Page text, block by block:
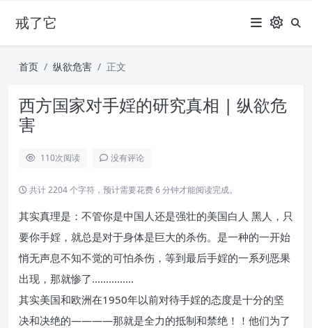
戒了它
首页 纵欲危害 正文
西方国家对手婬的研究真相 | 纵欲危
害
110次阅读 没有评论
共计 2204 个字符，预计需要花费 6 分钟才能阅读完成。
其实真理是：不管你是中国人还是强壮的美国白人 黑人，只
要你手婬，就总是对于身体是巨大的杀伤。是一种的一开始
悄无声息不知不觉的可怕杀伤，等到最后手婬的一系列恶果
出现，那就惨了……………
其实美国和欧洲在1950年以前对待手婬的态度是十分的坚
决和决绝的————那就是全力的抵制和禁绝！！他们为了